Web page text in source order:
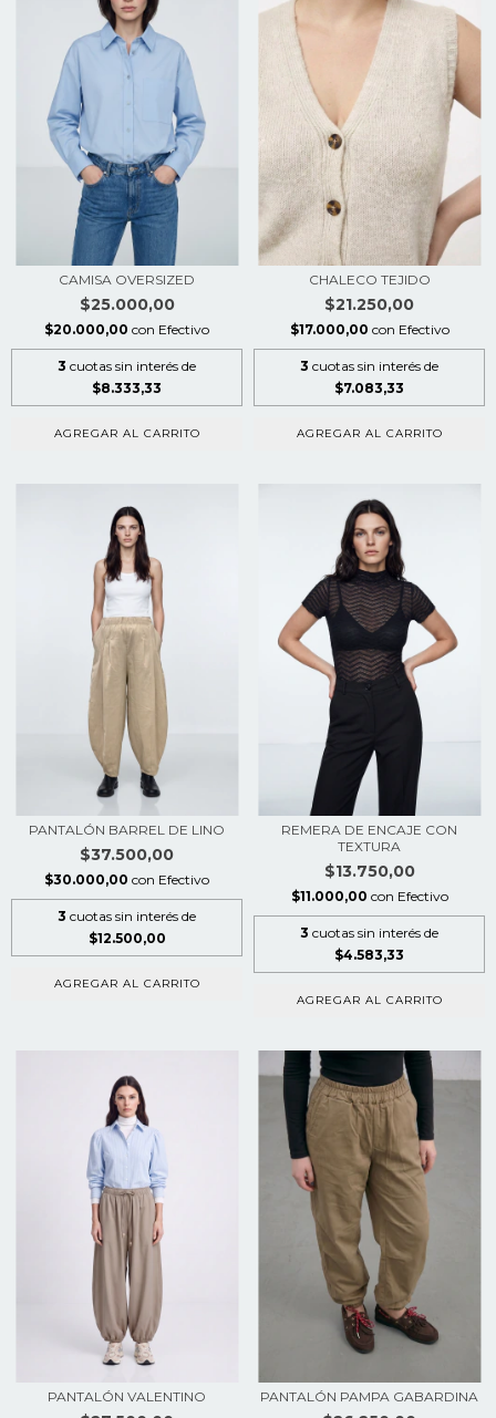
CAMISA OVERSIZED
$25.000,00
$20.000,00 con Efectivo
3 cuotas sin interés de
$8.333,33
AGREGAR AL CARRITO
CHALECO TEJIDO
$21.250,00
$17.000,00 con Efectivo
3 cuotas sin interés de
$7.083,33
AGREGAR AL CARRITO
PANTALÓN BARREL DE LINO
$37.500,00
$30.000,00 con Efectivo
3 cuotas sin interés de
$12.500,00
AGREGAR AL CARRITO
REMERA DE ENCAJE CON
TEXTURA
$13.750,00
$11.000,00 con Efectivo
3 cuotas sin interés de
$4.583,33
AGREGAR AL CARRITO
PANTALÓN VALENTINO PANTALÓN PAMPA GABARDINA